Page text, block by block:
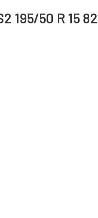
195/50 R 15